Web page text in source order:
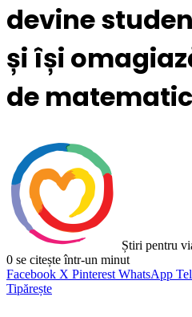
devine
și își
de
Știri pentru
0 se citește într-un minut
Facebook X Pinterest WhatsApp
Tipărește